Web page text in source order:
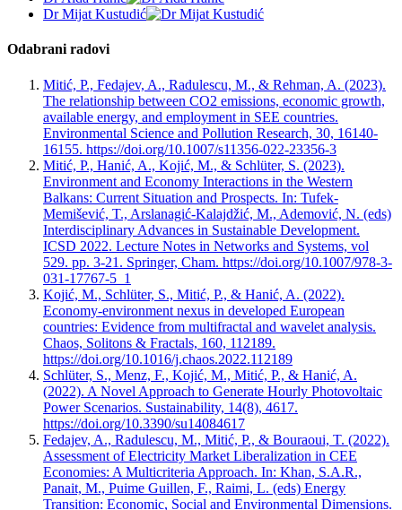
Dr Mijat Kustudić
Odabrani radovi
Mitić, P., Fedajev, A., Radulescu, M., & Rehman, A. (2023).
The relationship between CO2 emissions, economic growth,
available energy, and employment in SEE countries.
Environmental Science and Pollution Research, 30, 16140-
16155. https://doi.org/10.1007/s11356-022-23356-3
Mitić, P., Hanić, A., Kojić, M., & Schlüter, S. (2023).
Environment and Economy Interactions in the Western
Balkans: Current Situation and Prospects. In: Tufek-
Memišević, T., Arslanagić-Kalajdžić, M., Ademović, N. (eds)
Interdisciplinary Advances in Sustainable Development.
ICSD 2022. Lecture Notes in Networks and Systems, vol
529. pp. 3-21. Springer, Cham. https://doi.org/10.1007/978-3-
031-17767-5_1
Kojić, M., Schlüter, S., Mitić, P., & Hanić, A. (2022).
Economy-environment nexus in developed European
countries: Evidence from multifractal and wavelet analysis.
Chaos, Solitons & Fractals, 160, 112189.
https://doi.org/10.1016/j.chaos.2022.112189
Schlüter, S., Menz, F., Kojić, M., Mitić, P., & Hanić, A.
(2022). A Novel Approach to Generate Hourly Photovoltaic
Power Scenarios. Sustainability, 14(8), 4617.
https://doi.org/10.3390/su14084617
Fedajev, A., Radulescu, M., Mitić, P., & Bouraoui, T. (2022).
Assessment of Electricity Market Liberalization in CEE
Economies: A Multicriteria Approach. In: Khan, S.A.R.,
Panait, M., Puime Guillen, F., Raimi, L. (eds) Energy
Transition: Economic, Social and Environmental Dimensions.